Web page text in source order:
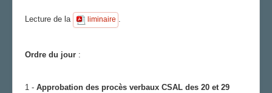
Lecture de la liminaire .
Ordre du jour :
1 - Approbation des procès verbaux CSAL des 20 et 29